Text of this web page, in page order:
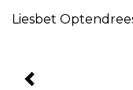
Liesbet